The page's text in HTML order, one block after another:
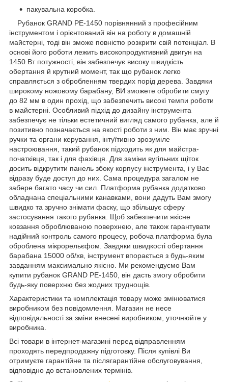
пакувальна коробка.
Рубанок GRAND РЕ-1450 порівнянний з професійним
інструментом і орієнтований він на роботу в домашній
майстерні, тоді він зможе повністю розкрити свій потенціал. В
основі його роботи лежить високопродуктивний двигун на
1450 Вт потужності, він забезпечує високу швидкість
обертання й крутний момент, так що рубанок легко
справляється з обробленням твердих порід дерева. Завдяки
широкому ножовому барабану, ВИ зможете обробити смугу
до 82 мм в один прохід, що забезпечить високі темпи роботи
в майстерні. Особливий підхід до дизайну інструмента
забезпечує не тільки естетичний вигляд самого рубанка, але й
позитивно позначається на якості роботи з ним. Він має зручні
ручки та органи керування, інтуїтивно зрозуміле
настроювання, такий рубанок підходить як для майстра-
початківця, так і для фахівця. Для заміни вугільних щіток
досить відкрутити панель збоку корпусу інструмента, і у Вас
відразу буде доступ до них. Сама процедура загалом не
забере багато часу чи сил. Платформа рубанка додатково
обладнана спеціальними канавками, вони дадуть Вам змогу
швидко та зручно знімати фаску, що збільшує сферу
застосування такого рубанка. Щоб забезпечити якісне
ковзання оброблюваною поверхнею, але також гарантувати
надійний контроль самого процесу, робоча платформа була
оброблена мікрорельєфом. Завдяки швидкості обертання
барабана 15000 об/хв, інструмент впорається з будь-яким
завданням максимально якісно. Ми рекомендуємо Вам
купити рубанок GRAND РЕ-1450, він дасть змогу обробити
будь-яку поверхню без жодних труднощів.
Характеристики та комплектація товару може змінюватися
виробником без повідомлення. Магазин не несе
відповідальності за зміни внесені виробником, уточнюйте у
виробника.
Всі товари в інтернет-магазині перед відправленням
проходять передпродажну підготовку. Після купівлі Ви
отримуєте гарантійне та післягарантійне обслуговування,
відповідно до встановлених термінів.